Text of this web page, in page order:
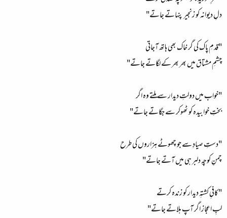
دلِ دیوانہ کو زنجیر پنہاتے جاتے"
"قدمِ پاک کی گر خاک بھی ہاتھ آجاتی
چشمِ مشتاق میں بھر بھر کے لگاتے جاتے"
"خواب میں دولتِ دیدار سے ملتے وہ اگر
بختِ خوابیدہ کو ٹھوکر سے جگاتے جاتے"
"دستِ صیادِ سے جو چھوٹے ہزاروں کی طرح
چمنِ کوچہِ دلبر ہی میں آتے جاتے"
"کافیِ کشتہِ دیدار کو زندہ کرتے
لبِ اعجاز اگر آپ ہلاتے جاتے"